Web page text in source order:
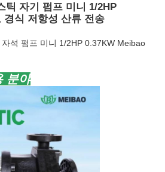
틱 자기 펌프 미니 1/2HP
경식 저항성 산류 전송
석 펌프 미니 1/2HP 0.37KW Meibao
분야